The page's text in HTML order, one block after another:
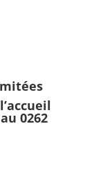
0262